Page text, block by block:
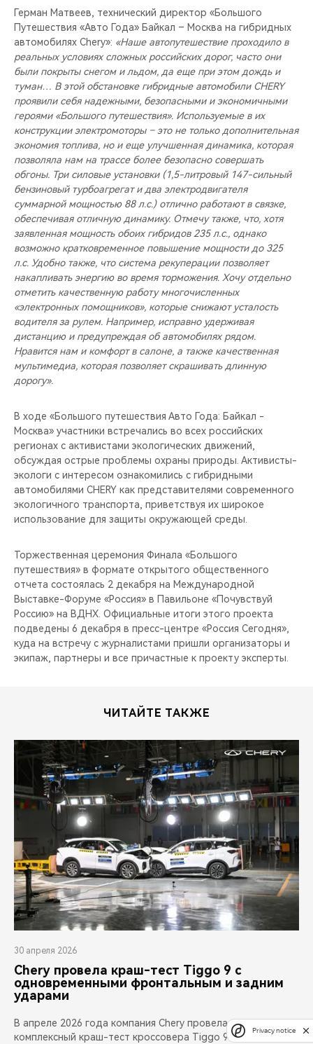
Герман Матвеев, технический директор «Большого
Путешествия «Авто Года» Байкал – Москва на гибридных
автомобилях Chery»: «Наше автопутешествие проходило в
реальных условиях сложных российских дорог, часто они
были покрыты снегом и льдом, да еще при этом дождь и
туман… В этой обстановке гибридные автомобили CHERY
проявили себя надежными, безопасными и экономичными
героями «Большого путешествия». Используемые в их
конструкции электромоторы – это не только дополнительная
экономия топлива, но и еще улучшенная динамика, которая
позволяла нам на трассе более безопасно совершать
обгоны. Три силовые установки (1,5-литровый 147-сильный
бензиновый турбоагрегат и два электродвигателя
суммарной мощностью 88 л.с.) отлично работают в связке,
обеспечивая отличную динамику. Отмечу также, что, хотя
заявленная мощность обоих гибридов 235 л.с., однако
возможно кратковременное повышение мощности до 325
л.с. Удобно также, что система рекуперации позволяет
накапливать энергию во время торможения. Хочу отдельно
отметить качественную работу многочисленных
«электронных помощников», которые снижают усталость
водителя за рулем. Например, исправно удерживая
дистанцию и предупреждая об автомобилях рядом.
Нравится нам и комфорт в салоне, а также качественная
мультимедиа, которая позволяет скрашивать длинную
дорогу».
В ходе «Большого путешествия Авто Года: Байкал -
Москва» участники встречались во всех российских
регионах с активистами экологических движений,
обсуждая острые проблемы охраны природы. Активисты-
экологи с интересом ознакомились с гибридными
автомобилями CHERY как представителями современного
экологичного транспорта, приветствуя их широкое
использование для защиты окружающей среды.
Торжественная церемония Финала «Большого
путешествия» в формате открытого общественного
отчета состоялась 2 декабря на Международной
Выставке-Форуме «Россия» в Павильоне «Почувствуй
Россию» на ВДНХ. Официальные итоги этого проекта
подведены 6 декабря в пресс-центре «Россия Сегодня»,
куда на встречу с журналистами пришли организаторы и
экипаж, партнеры и все причастные к проекту эксперты.
ЧИТАЙТЕ ТАКЖЕ
30 апреля 2026
Chery провела краш-тест Tiggo 9 с
одновременными фронтальным и задним
ударами
В апреле 2026 года компания Chery провела публичный
комплексный краш-тест кроссовера Tiggo 9. Испытание
Privacy notice